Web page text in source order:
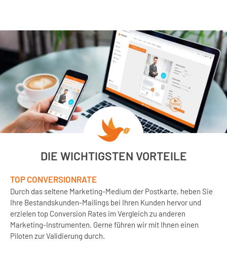
DIE WICHTIGSTEN VORTEILE
TOP CONVERSIONRATE
Durch das seltene Marketing-Medium der Postkarte, heben Sie
Ihre Bestandskunden-Mailings bei Ihren Kunden hervor und
erzielen top Conversion Rates im Vergleich zu anderen
Marketing-Instrumenten. Gerne führen wir mit Ihnen einen
Piloten zur Validierung durch.